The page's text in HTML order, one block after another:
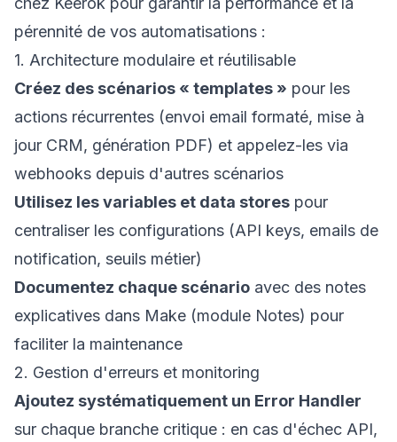
pérennité de vos automatisations :
1. Architecture modulaire et réutilisable
Créez des scénarios « templates » pour les
actions récurrentes (envoi email formaté, mise à
jour CRM, génération PDF) et appelez-les via
webhooks depuis d'autres scénarios
Utilisez les variables et data stores pour
centraliser les configurations (API keys, emails de
notification, seuils métier)
Documentez chaque scénario avec des notes
explicatives dans Make (module Notes) pour
faciliter la maintenance
2. Gestion d'erreurs et monitoring
Ajoutez systématiquement un Error Handler
sur chaque branche critique : en cas d'échec API,